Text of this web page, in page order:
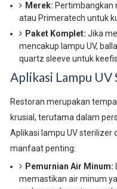
Merek: Pertimbangkan
atau Primeratech untuk
Paket Komplet: Jika
mencakup lampu UV,
quartz sleeve untuk
Aplikasi Lampu
Restoran merupakan
krusial, terutama dalam
Aplikasi lampu UV sterilizer
manfaat penting:
Pemurnian Air Minum:
memastikan air minum